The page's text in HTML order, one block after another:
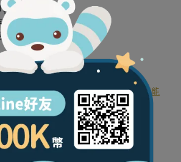
歡」臺語
進樂在其中！
未來不小看臺灣
點讀此書仍無反應，表示您的點讀筆可能
擊下方圖示